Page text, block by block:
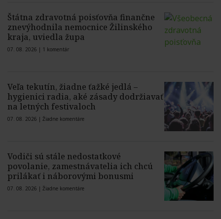
Štátna zdravotná poisťovňa finančne
znevýhodnila nemocnice Žilinského
kraja, uviedla župa
07. 08. 2026 | 1 komentár
Veľa tekutín, žiadne ťažké jedlá –
hygienici radia, aké zásady dodržiavať
na letných festivaloch
07. 08. 2026 | Žiadne komentáre
Vodiči sú stále nedostatkové
povolanie, zamestnávatelia ich chcú
prilákať i náborovými bonusmi
07. 08. 2026 | Žiadne komentáre